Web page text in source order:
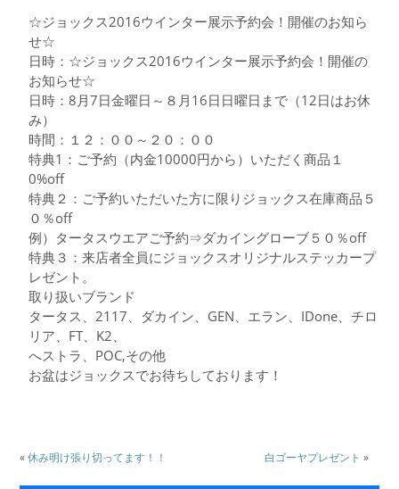
☆ジョックス2016ウインター展示予約会！開催のお知ら
せ☆
日時：☆ジョックス2016ウインター展示予約会！開催の
お知らせ☆
日時：8月7日金曜日～８月16日日曜日まで（12日はお休
み）
時間：１２：００～２０：００
特典1：ご予約（内金10000円から）いただく商品１
0%off
特典２：ご予約いただいた方に限りジョックス在庫商品５
０％off
例）タータスウエアご予約⇒ダカイングローブ５０％off
特典３：来店者全員にジョックスオリジナルステッカープ
レゼント。
取り扱いブランド
タータス、2117、ダカイン、GEN、エラン、IDone、チロ
リア、FT、K2、
へストラ、POC,その他
お盆はジョックスでお待ちしております！
«休み明け張り切ってます！！ 白ゴーヤプレゼント »